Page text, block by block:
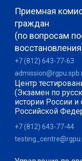
Приемная
граждан
(по вопросам
+7 (812) 643-77-63
Центр
(Экзамен по
истории России и
Российской
+7 (812) 643-77-44